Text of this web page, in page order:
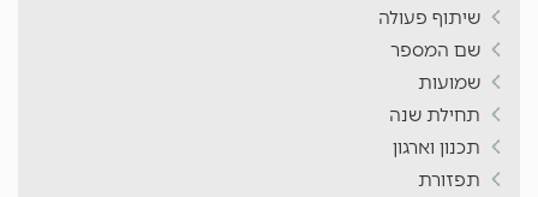
שיתוף פעולה
שם המספר
שמועות
תחילת שנה
תכנון וארגון
תפזורת